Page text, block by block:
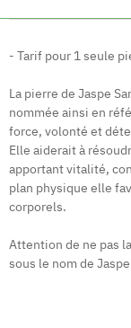
- Tarif pour 1 seule
La pierre de Jaspe
nommée ainsi en
force, volonté et
Elle aiderait à
apportant vitalité,
plan physique elle
corporels.
Attention de ne pas
sous le nom de